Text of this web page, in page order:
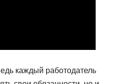
каждый работодатель